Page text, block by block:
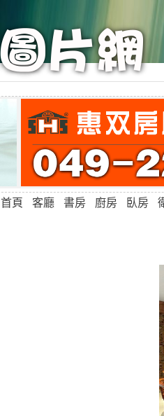
首頁 客廳 書房 廚房 臥房